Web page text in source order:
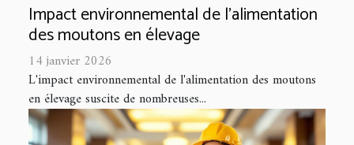
Impact environnemental de l'alimentation
des moutons en élevage
14 janvier 2026
L'impact environnemental de l'alimentation des moutons
en élevage suscite de nombreuses...